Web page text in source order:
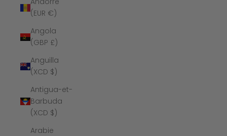
(EUR €)
Angola
(GBP £)
Anguilla
(XCD $)
Antigua-et-
Barbuda
(XCD $)
Arabie